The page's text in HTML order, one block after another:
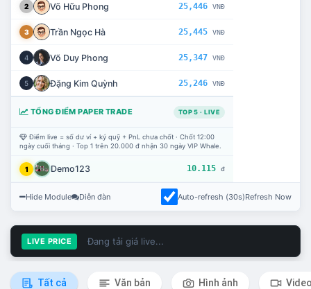
2 Võ Hữu Phong 25,446 VNĐ
3 Trần Ngọc Hà 25,445 VNĐ
4 Võ Duy Phong 25,347 VNĐ
5 Đặng Kim Quỳnh 25,246 VNĐ
TỔNG ĐIỂM PAPER TRADE TOP 5 · LIVE
Điểm live = số dư ví + ký quỹ + PnL chưa chốt · Chốt 12:00
ngày cuối tháng · Top 1 trên 20.000 đ nhận 30 ngày VIP Whale.
1 Demo123 10.115 đ
Hide Module Diễn đàn Auto-refresh (30s)Refresh Now
LIVE PRICE Đang tải giá live...
Tất cả Văn bản Hình ảnh